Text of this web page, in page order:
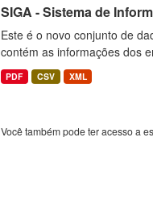
SIGA - Sistema de
Este é o novo conjunto de
contém as informações dos
PDF CSV XML
Você também pode ter acesso a